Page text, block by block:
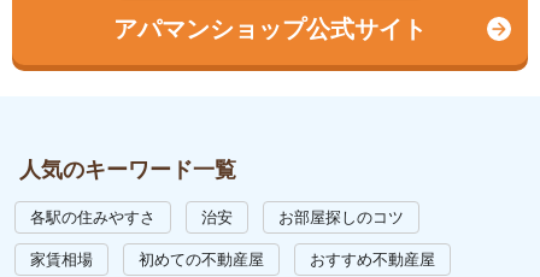
アパマンショップ公式サイト
人気のキーワード一覧
各駅の住みやすさ 治安 お部屋探しのコツ
家賃相場 初めての不動産屋 おすすめ不動産屋